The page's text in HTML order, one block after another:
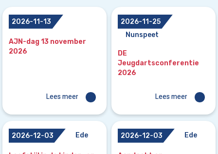
2026-11-13
AJN-dag 13 november
2026
Lees meer
2026-11-25
Nunspeet
DE
Jeugdartsconferentie
2026
Lees meer
2026-12-03 Ede 2026-12-03 Ede